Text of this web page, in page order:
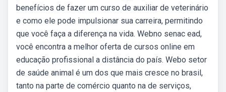
benefícios de fazer um curso de auxiliar de veterinário
e como ele pode impulsionar sua carreira, permitindo
que você faça a diferença na vida. Webno senac ead,
você encontra a melhor oferta de cursos online em
educação profissional a distância do país. Webo setor
de saúde animal é um dos que mais cresce no brasil,
tanto na parte de comércio quanto na de serviços,